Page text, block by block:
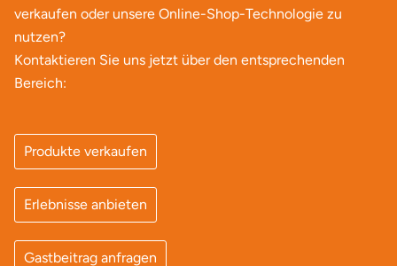
verkaufen oder unsere Online-Shop-Technologie zu
nutzen?
Kontaktieren Sie uns jetzt über den entsprechenden
Bereich:
Produkte verkaufen
Erlebnisse anbieten
Gastbeitrag anfragen
Ludwigslust-Parchim
Löbau
Lüchow-Dannenberg
Lüneburg
Magdeburg